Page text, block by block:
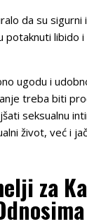
da su sigurni
libido
ugodu i
treba biti
seksualnu
život, već i
za